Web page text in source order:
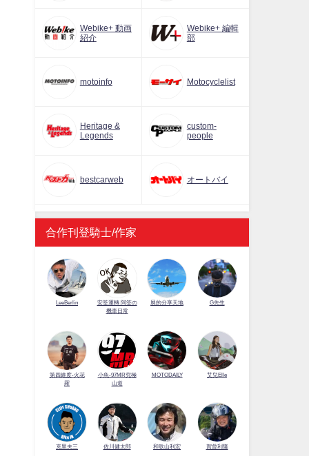
Webike+ 動画
紹介
Webike+ 編輯
部
motoinfo Motocyclelist
Heritage &
Legends
custom-
people
bestcarweb オートバイ
合作刊登騎士/作家
LeeBerlin
安筌運轉 阿筌の
機車日常
展的分享天地 G先生
第四維度-火花
羅
小魚-97MR究極
山道
MOTODAILY 艾兒Elle
克里夫三 佐川健太郎 和歌山利宏 賀曾利隆